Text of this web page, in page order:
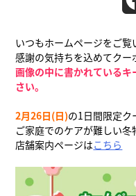
いつもホームページをご
感謝の気持ちを込めてクー
画像の中に書かれている
さい。
2月26日(日)の1日間限定ク
ご家庭でのケアが難しい
店舗案内ページはこちら